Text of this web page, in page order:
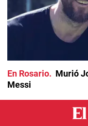
En Rosario
Murió
Messi